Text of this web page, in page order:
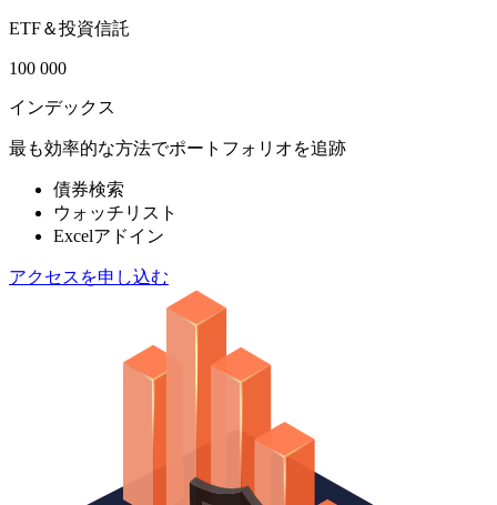
ETF＆投資信託
100 000
インデックス
最も効率的な方法でポートフォリオを追跡
債券検索
ウォッチリスト
Excelアドイン
アクセスを申し込む